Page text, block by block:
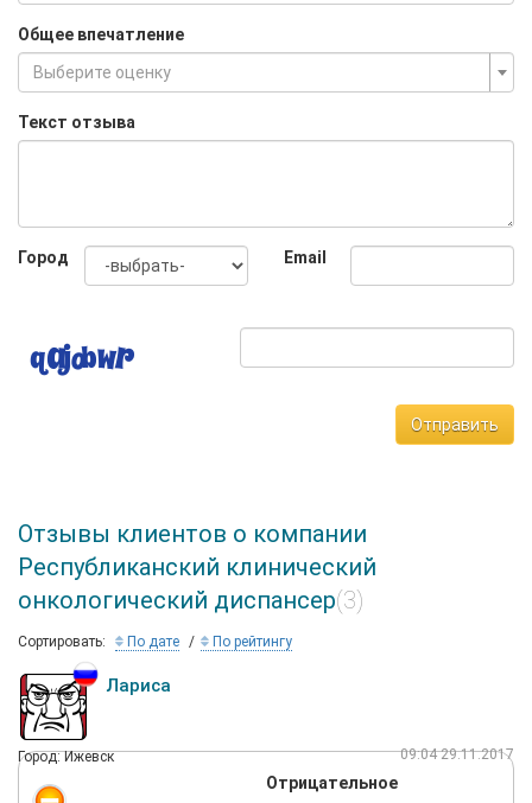
Общее впечатление
Выберите оценку
Текст отзыва
Город Email
Отправить
Отзывы клиентов о компании
Республиканский клинический
онкологический диспансер(3)
Сортировать: По дате По рейтингу
Лариса
Город: Ижевск 09:04 29.11.2017
Отрицательное